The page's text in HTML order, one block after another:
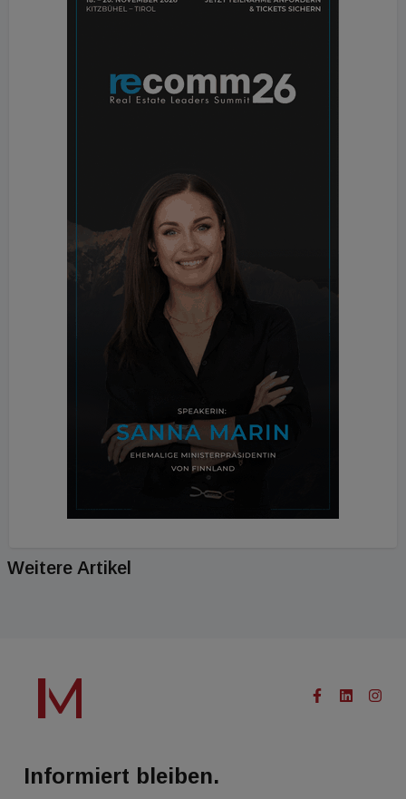
Weitere Artikel
Informiert bleiben.